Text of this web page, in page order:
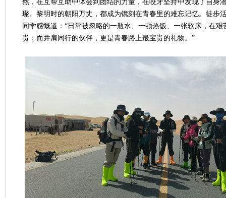
然，在互帮互助中体会到团结的力量，在咬牙坚持中发现了自身
璨、黎明时的朝阳万丈，都成为镌刻在青春里的难忘记忆。徒步
同学感慨道：“日常被忽略的一瓶水、一顿热饭、一张软床，在
贵；而并肩同行的伙伴，更是青春路上最宝贵的礼物。”